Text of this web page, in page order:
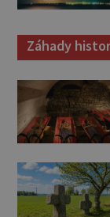
Záhady